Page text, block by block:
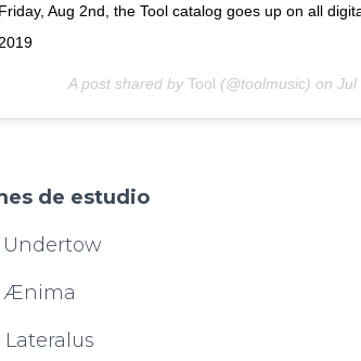
Aug 2nd, the Tool catalog goes up on all
A post shared by Tool (@toolmusic) on Jul
de estudio
Undertow
Ænima
Lateralus